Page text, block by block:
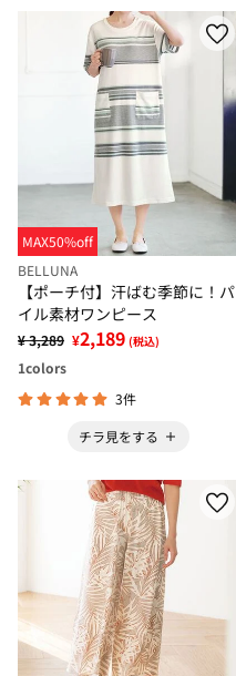
MAX50%off
BELLUNA
【ポーチ付】汗ばむ季節に！パ
イル素材ワンピース
¥ 3,289 ¥2,189 (税込)
1colors
3件
チラ見をする